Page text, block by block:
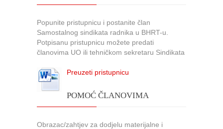
Popunite pristupnicu i postanite član
Samostalnog sindikata radnika u BHRT-u.
Potpisanu pristupnicu možete predati
članovima UO ili tehničkom sekretaru Sindikata
Preuzeti pristupnicu
POMOĆ ČLANOVIMA
Obrazac/zahtjev za dodjelu materijalne i